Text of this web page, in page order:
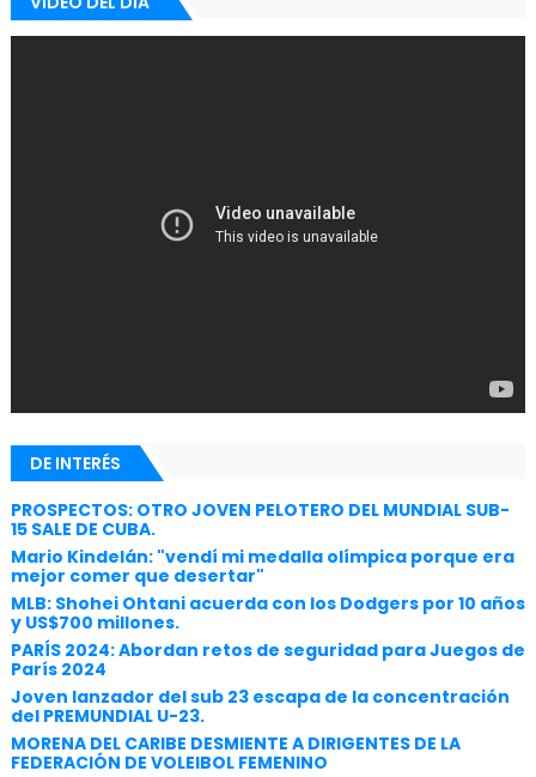
DE INTERÉS
PROSPECTOS: OTRO JOVEN PELOTERO DEL MUNDIAL SUB-
15 SALE DE CUBA.
Mario Kindelán: "vendí mi medalla olímpica porque era
mejor comer que desertar"
MLB: Shohei Ohtani acuerda con los Dodgers por 10 años
y US$700 millones.
PARÍS 2024: Abordan retos de seguridad para Juegos de
París 2024
Joven lanzador del sub 23 escapa de la concentración
del PREMUNDIAL U-23.
MORENA DEL CARIBE DESMIENTE A DIRIGENTES DE LA
FEDERACIÓN DE VOLEIBOL FEMENINO